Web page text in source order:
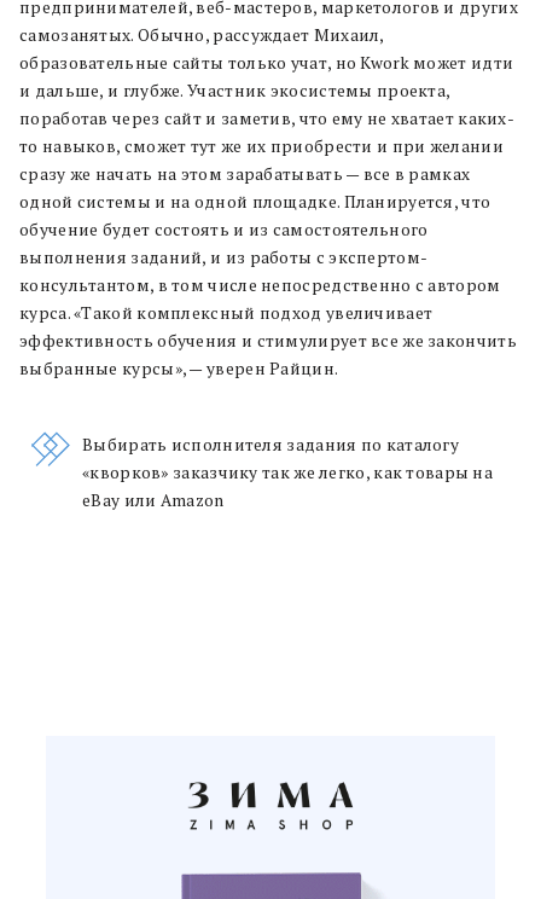
предпринимателей, веб-мастеров, маркетологов и других
самозанятых. Обычно, рассуждает Михаил,
образовательные сайты только учат, но Kwork может идти
и дальше, и глубже. Участник экосистемы проекта,
поработав через сайт и заметив, что ему не хватает каких-
то навыков, сможет тут же их приобрести и при желании
сразу же начать на этом зарабатывать — все в рамках
одной системы и на одной площадке. Планируется, что
обучение будет состоять и из самостоятельного
выполнения заданий, и из работы с экспертом-
консультантом, в том числе непосредственно с автором
курса. «Такой комплексный подход увеличивает
эффективность обучения и стимулирует все же закончить
выбранные курсы», — уверен Райцин.
Выбирать исполнителя задания по каталогу
«кворков» заказчику так же легко, как товары на
eBay или Amazon